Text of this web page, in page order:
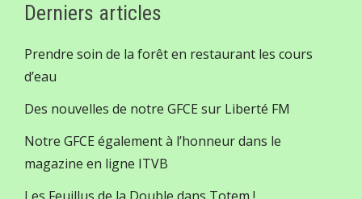
Derniers articles
Prendre soin de la forêt en restaurant les cours
d’eau
Des nouvelles de notre GFCE sur Liberté FM
Notre GFCE également à l’honneur dans le
magazine en ligne ITVB